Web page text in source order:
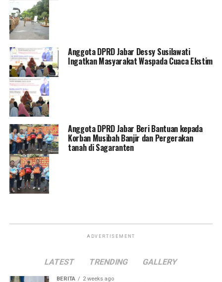
Anggota DPRD Jabar Dessy Susilawati
Ingatkan Masyarakat Waspada Cuaca Ekstim
Anggota DPRD Jabar Beri Bantuan kepada
Korban Musibah Banjir dan Pergerakan
tanah di Sagaranten
ADVERTISEMENT
LATEST TRENDING GALLERY
BERITA 2 weeks ago